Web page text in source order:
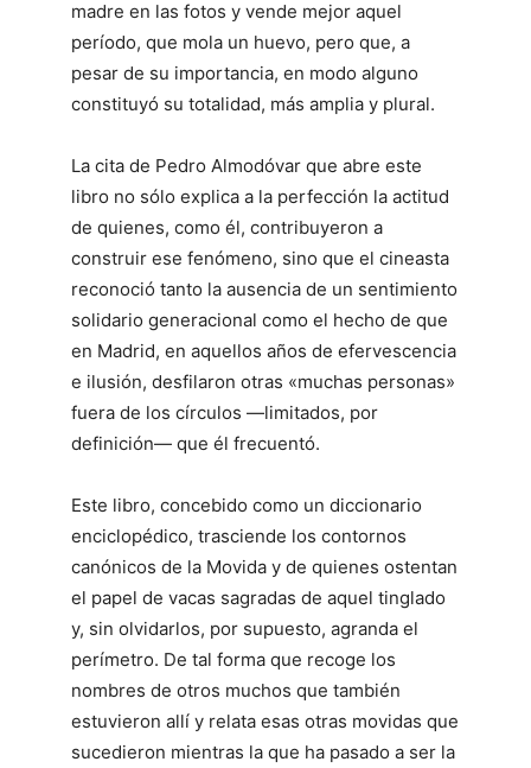
madre en las fotos y vende mejor aquel
período, que mola un huevo, pero que, a
pesar de su importancia, en modo alguno
constituyó su totalidad, más amplia y plural.
La cita de Pedro Almodóvar que abre este
libro no sólo explica a la perfección la actitud
de quienes, como él, contribuyeron a
construir ese fenómeno, sino que el cineasta
reconoció tanto la ausencia de un sentimiento
solidario generacional como el hecho de que
en Madrid, en aquellos años de efervescencia
e ilusión, desfilaron otras «muchas personas»
fuera de los círculos —limitados, por
definición— que él frecuentó.
Este libro, concebido como un diccionario
enciclopédico, trasciende los contornos
canónicos de la Movida y de quienes ostentan
el papel de vacas sagradas de aquel tinglado
y, sin olvidarlos, por supuesto, agranda el
perímetro. De tal forma que recoge los
nombres de otros muchos que también
estuvieron allí y relata esas otras movidas que
sucedieron mientras la que ha pasado a ser la